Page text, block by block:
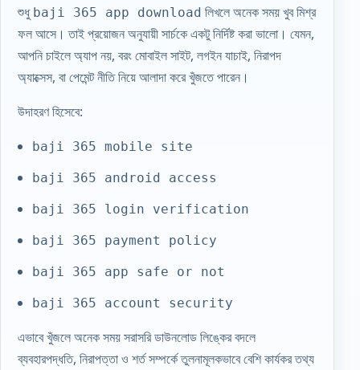
শুধু baji 365 app download লিখলে অনেক সময় খুব মিশ্র
ফল আসে। তাই প্রয়োজন অনুযায়ী সার্চকে একটু নির্দিষ্ট করা ভালো। যেমন,
আপনি চাইলে অ্যাপ নয়, বরং মোবাইল সাইট, লগইন যাচাই, নিরাপদ
অ্যাক্সেস, বা পেমেন্ট নীতি নিয়ে আলাদা করে খুঁজতে পারেন।
উদাহরণ হিসেবে:
baji 365 mobile site
baji 365 android access
baji 365 login verification
baji 365 payment policy
baji 365 app safe or not
baji 365 account security
এভাবে খুঁজলে অনেক সময় সরাসরি ডাউনলোড লিঙ্কের বদলে
ব্যবহারপদ্ধতি, নিরাপত্তা ও শর্ত সম্পর্কে তুলনামূলকভাবে বেশি কার্যকর তথ্য